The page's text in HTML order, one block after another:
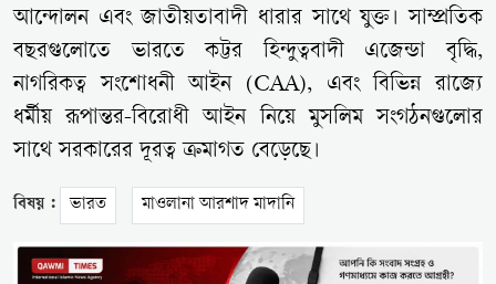
আন্দোলন এবং জাতীয়তাবাদী ধারার সাথে যুক্ত। সাম্প্রতিক
বছরগুলোতে ভারতে কট্টর হিন্দুত্ববাদী এজেন্ডা বৃদ্ধি,
নাগরিকত্ব সংশোধনী আইন (CAA), এবং বিভিন্ন রাজ্যে
ধর্মীয় রূপান্তর-বিরোধী আইন নিয়ে মুসলিম সংগঠনগুলোর
সাথে সরকারের দূরত্ব ক্রমাগত বেড়েছে।
বিষয় : ভারত মাওলানা আরশাদ মাদানি